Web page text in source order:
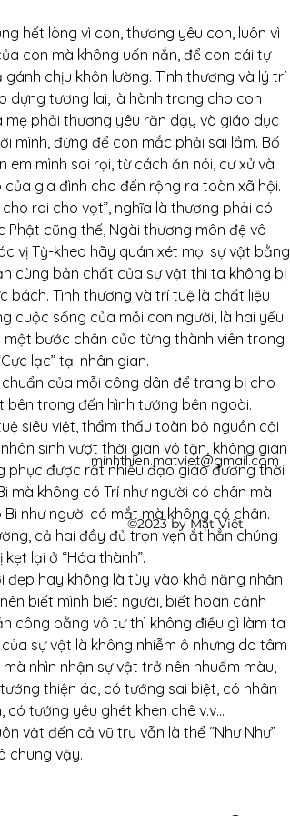
hết lòng vì con, thương yêu con, luôn vì
con mà không uốn nắn, để con cái tự
chịu khôn lường. Tình thương và lý trí
dựng tương lai, là hành trang cho con
mẹ phải thương yêu răn dạy và giáo dục
mình, đừng để con mắc phải sai lầm. Bố
mình soi rọi, từ cách ăn nói, cư xử và
gia đình cho đến rộng ra toàn xã hội.
roi cho vọt”, nghĩa là thương phải có
Phật cũng thế, Ngài thương môn đệ vô
vị Tỳ-kheo hãy quán xét mọi sự vật bằng
cùng bản chất của sự vật thì ta không bị
bách. Tình thương và trí tuệ là chất liệu
cuộc sống của mỗi con người, là hai yếu
bước chân của từng thành viên trong
lạc” tại nhân gian.
của mỗi công dân để trang bị cho
trong đến hình tướng bên ngoài.
siêu việt, thẩm thấu toàn bộ nguồn cội
sinh vượt thời gian vô tận, không gian
phục được rất nhiều đạo giáo đương thời
mà không có Trí như người có chân mà
như người có mắt mà không có chân.
cả hai đầy đủ trọn vẹn ắt hẳn chúng
lại ở “Hóa thành”.
hay không là tùy vào khả năng nhận
biết mình biết người, biết hoàn cảnh
công bằng vô tư thì không điều gì làm ta
sự vật là không nhiễm ô nhưng do tâm
nhìn nhận sự vật trở nên nhuốm màu,
thiện ác, có tướng sai biệt, có nhân
có tướng yêu ghét khen chê v.v…
vật đến cả vũ trụ vẫn là thể “Như Như”
chung vậy.
minhthien.matviet@gmail.com
©2023 by Mật Việt